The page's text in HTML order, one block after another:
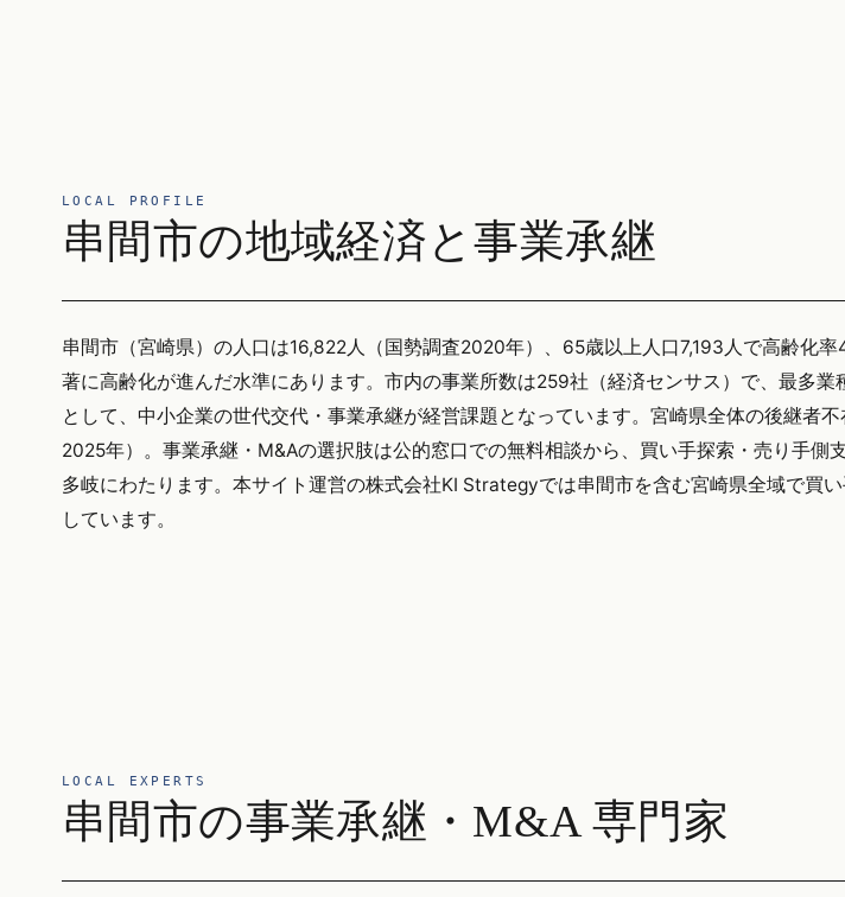
LOCAL PROFILE
串間市の地域経済と事業承継
串間市（宮崎県）の人口は16,822人（国勢調査2020年）、65歳以上人口7,193人で高齢化
著に高齢化が進んだ水準にあります。市内の事業所数は259社（経済センサス）で、最多
として、中小企業の世代交代・事業承継が経営課題となっています。宮崎県全体の後継者
2025年）。事業承継・M&Aの選択肢は公的窓口での無料相談から、買い手探索・売り手側
多岐にわたります。本サイト運営の株式会社KI Strategyでは串間市を含む宮崎県全域で買
しています。
LOCAL EXPERTS
串間市の事業承継・M&A 専門家